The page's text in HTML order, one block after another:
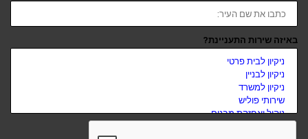
באיזה שירות התעניינת?